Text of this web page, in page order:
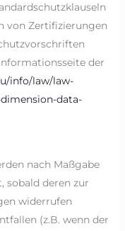
von Zertifizierungen
der
info/law/law-
data-
nach Maßgabe
sobald deren zur
widerrufen
(z.B. wenn der